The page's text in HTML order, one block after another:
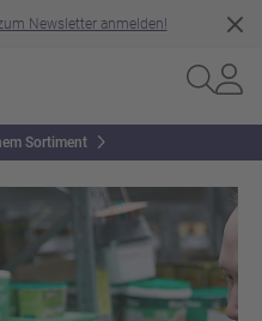
Newsletter anmelden!
Sortiment